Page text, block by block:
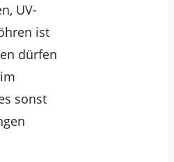
UV-
ist
dürfen
sonst